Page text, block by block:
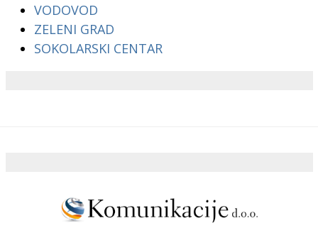
VODOVOD
ZELENI GRAD
SOKOLARSKI CENTAR